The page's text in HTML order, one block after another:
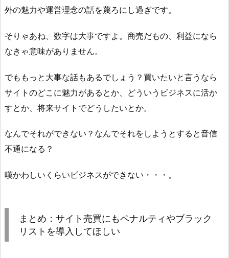
外の魅力や運営理念の話を蔑ろにし過ぎです。
そりゃあね、数字は大事ですよ。商売だもの、利益になら
なきゃ意味がありません。
でももっと大事な話もあるでしょう？買いたいと言うなら
サイトのどこに魅力があるとか、どういうビジネスに活か
すとか、将来サイトでどうしたいとか。
なんでそれができない？なんでそれをしようとすると音信
不通になる？
嘆かわしいくらいビジネスができない・・・。
まとめ：サイト売買にもペナルティやブラック
リストを導入してほしい